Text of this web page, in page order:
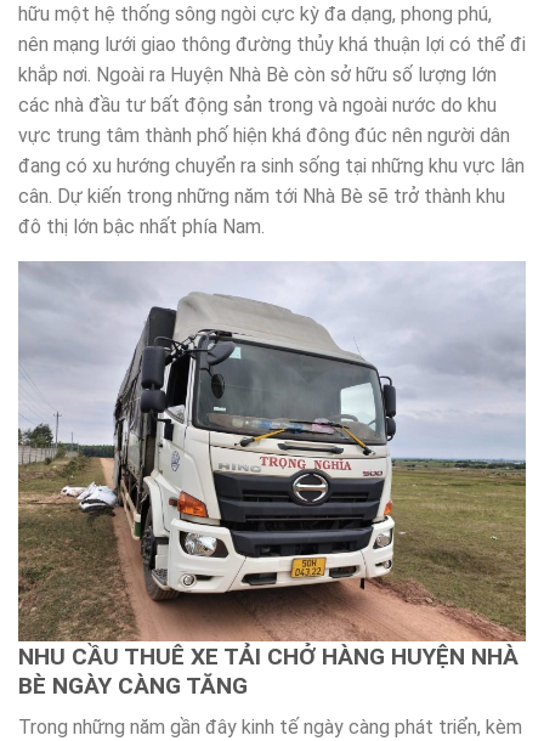
hữu một hệ thống sông ngòi cực kỳ đa dạng, phong phú,
nên mạng lưới giao thông đường thủy khá thuận lợi có thể đi
khắp nơi. Ngoài ra Huyện Nhà Bè còn sở hữu số lượng lớn
các nhà đầu tư bất động sản trong và ngoài nước do khu
vực trung tâm thành phố hiện khá đông đúc nên người dân
đang có xu hướng chuyển ra sinh sống tại những khu vực lân
cân. Dự kiến trong những năm tới Nhà Bè sẽ trở thành khu
đô thị lớn bậc nhất phía Nam.
NHU CẦU THUÊ XE TẢI CHỞ HÀNG HUYỆN NHÀ
BÈ NGÀY CÀNG TĂNG
Trong những năm gần đây kinh tế ngày càng phát triển, kèm